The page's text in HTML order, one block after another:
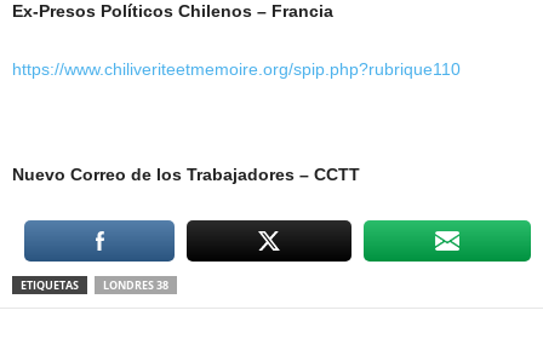
Ex-Presos Políticos Chilenos – Francia
https://www.chiliveriteetmemoire.org/spip.php?rubrique110
Nuevo Correo de los Trabajadores – CCTT
ETIQUETAS LONDRES 38